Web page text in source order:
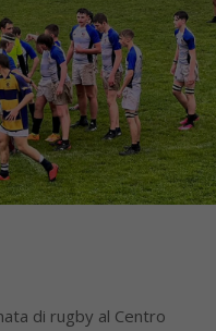
di rugby al Centro